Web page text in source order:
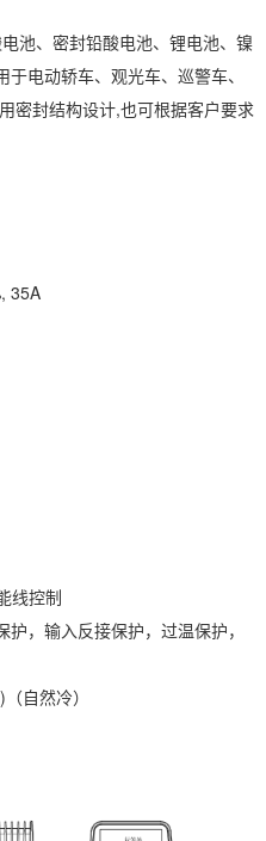
池、密封铅酸电池、锂电池、镍
电动轿车、观光车、巡警车、
密封结构设计,也可根据客户要求
35A
线控制
，输入反接保护，过温保护，
自然冷）